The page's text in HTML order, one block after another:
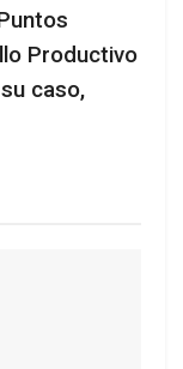
Productivo
caso,